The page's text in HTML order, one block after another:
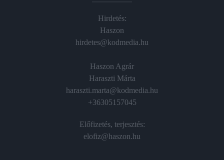
Hirdetés:
Haszon
hirdetes@kodmedia.hu
Haszon Agrár
Haraszti Márta
haraszti.marta@kodmedia.hu
+36305157045
Előfizetés, terjesztés:
elofiz@haszon.hu